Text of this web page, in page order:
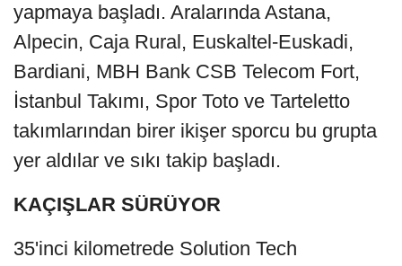
yapmaya başladı. Aralarında Astana,
Alpecin, Caja Rural, Euskaltel-Euskadi,
Bardiani, MBH Bank CSB Telecom Fort,
İstanbul Takımı, Spor Toto ve Tarteletto
takımlarından birer ikişer sporcu bu grupta
yer aldılar ve sıkı takip başladı.
KAÇIŞLAR SÜRÜYOR
35'inci kilometrede Solution Tech